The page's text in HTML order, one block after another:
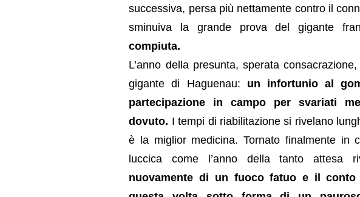
successiva, persa più nettamente contro il
sminuiva la grande prova del gigante
compiuta.
L’anno della presunta, sperata
gigante di Haguenau: un infortunio al
partecipazione in campo per svariati
dovuto. I tempi di riabilitazione si rivelano
è la miglior medicina. Tornato finalmente in
luccica come l’anno della tanto attesa
nuovamente di un fuoco fatuo e il conto